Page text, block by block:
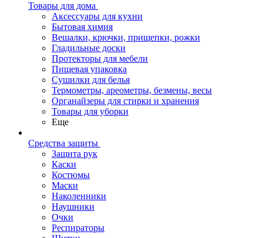
Товары для дома
Аксессуары для кухни
Бытовая химия
Вешалки, крючки, прищепки, рожки
Гладильные доски
Протекторы для мебели
Пищевая упаковка
Сушилки для белья
Термометры, ареометры, безмены, весы
Органайзеры для стирки и хранения
Товары для уборки
Еще
Средства защиты
Защита рук
Каски
Костюмы
Маски
Наколенники
Наушники
Очки
Респираторы